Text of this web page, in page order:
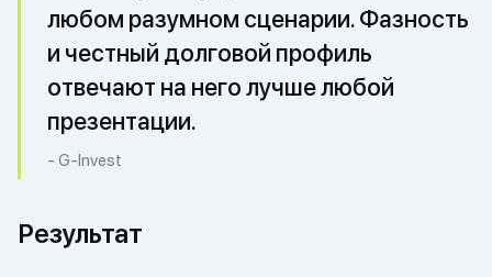
любом разумном сценарии. Фазность
и честный долговой профиль
отвечают на него лучше любой
презентации.
- G-Invest
Результат